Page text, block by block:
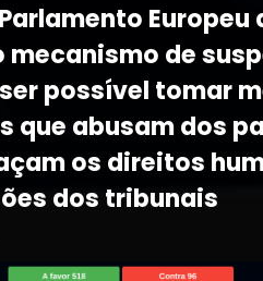
mecanismo de
possível tomar
que abusam dos
os direitos
dos tribunais